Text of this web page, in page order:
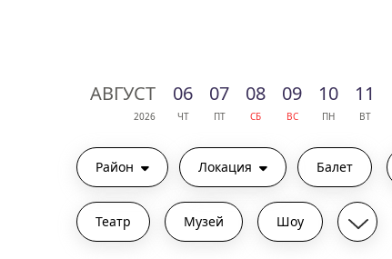
АВГУСТ
2026
06
ЧТ
07
ПТ
08
СБ
09
ВС
10
ПН
11
ВТ
Район Локация Балет
Театр Музей Шоу